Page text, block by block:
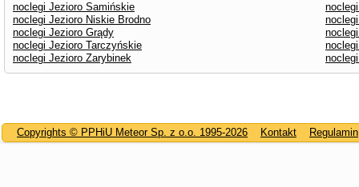
noclegi Jezioro Samińskie
noclegi Jezioro Niskie Brodno
noclegi Jezioro Grądy
noclegi Jezioro Tarczyńskie
noclegi Jezioro Zarybinek
Copyrights © PPHiU Meteor Sp. z o.o. 1995-2026 Kontakt Regulamin